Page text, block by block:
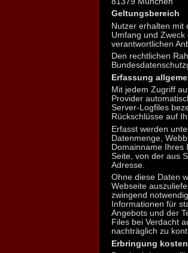
Geltungsbereich
Nutzer erhalten mit
Umfang und
verantwortlichen
Den rechtlichen
Erfassung
Mit jedem Zugriff
Provider
Server-Logfiles
Rückschlüsse auf
Erfasst werden
Datenmenge,
Domainname Ihres
Seite, von der aus
Adresse.
Ohne diese Daten
Webseite
zwingend
Informationen für
Angebots und der
Files bei Verdacht
nachträglich zu
Erbringung